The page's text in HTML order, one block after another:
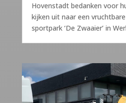
Hovenstadt bedanken voor
kijken uit naar een
sportpark ‘De Zwaaier’ in